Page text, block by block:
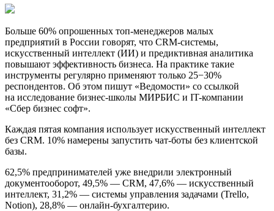
Больше 60% опрошенных топ-менеджеров малых
предприятий в России говорят, что CRM-системы,
искусственный интеллект (ИИ) и предиктивная аналитика
повышают эффективность бизнеса. На практике такие
инструменты регулярно применяют только 25−30%
респондентов. Об этом пишут «Ведомости» со ссылкой
на исследование бизнес-школы МИРБИС и IT-компании
«Сбер бизнес софт».
Каждая пятая компания использует искусственный интеллект
без CRM. 10% намерены запустить чат-боты без клиентской
базы.
62,5% предпринимателей уже внедрили электронный
документооборот, 49,5% — CRM, 47,6% — искусственный
интеллект, 31,2% — системы управления задачами (Trello,
Notion), 28,8% — онлайн-бухгалтерию.